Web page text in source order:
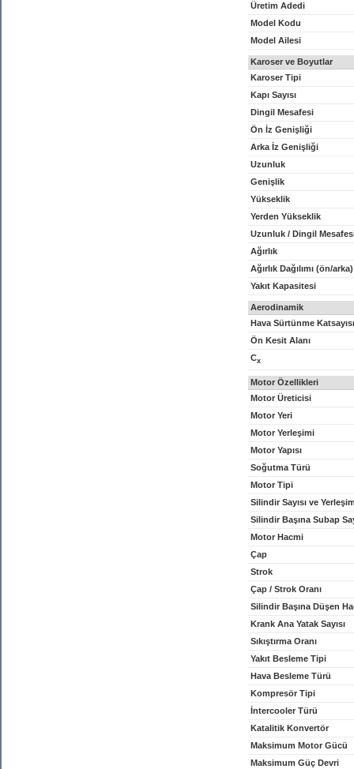
Üretim Adedi
Model Kodu
Model Ailesi
Karoser ve Boyutlar
Karoser Tipi
Kapı Sayısı
Dingil Mesafesi
Ön İz Genişliği
Arka İz Genişliği
Uzunluk
Genişlik
Yükseklik
Yerden Yükseklik
Uzunluk / Dingil
Ağırlık
Ağırlık Dağılımı (ön/arka)
Yakıt Kapasitesi
Aerodinamik
Hava Sürtünme Katsayısı
Ön Kesit Alanı
Cx
Motor Özellikleri
Motor Üreticisi
Motor Yeri
Motor Yerleşimi
Motor Yapısı
Soğutma Türü
Motor Tipi
Silindir Sayısı ve
Silindir Başına Subap
Motor Hacmi
Çap
Strok
Çap / Strok Oranı
Silindir Başına Düşen
Krank Ana Yatak Sayısı
Sıkıştırma Oranı
Yakıt Besleme Tipi
Hava Besleme Türü
Kompresör Tipi
İntercooler Türü
Katalitik Konvertör
Maksimum Motor Gücü
Maksimum Güç Devri